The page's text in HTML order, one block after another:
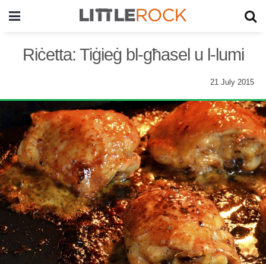
Riċetta: Tiġieġ bl-għasel u l-lumi
21 July 2015